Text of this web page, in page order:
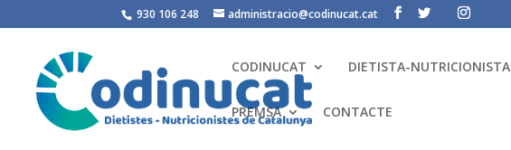
930 106 248 administracio@codinucat.cat
CODINUCAT DIETISTA-NUTRICIONISTA
PREMSA CONTACTE